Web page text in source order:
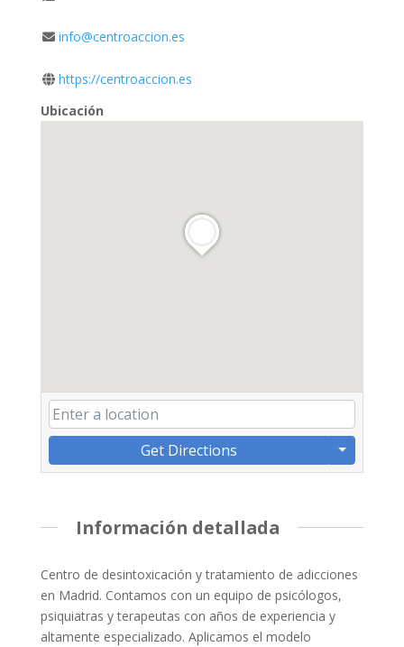
info@centroaccion.es
https://centroaccion.es
Ubicación
Get Directions
Información detallada
Centro de desintoxicación y tratamiento de adicciones
en Madrid. Contamos con un equipo de psicólogos,
psiquiatras y terapeutas con años de experiencia y
altamente especializado. Aplicamos el modelo